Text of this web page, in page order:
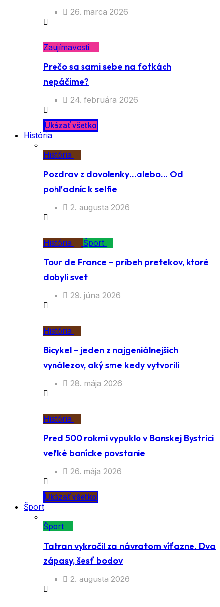
26. marca 2026
Zaujímavosti
Prečo sa sami sebe na fotkách
nepáčime?
24. februára 2026
Ukázať všetko
História
História
Pozdrav z dovolenky…alebo… Od
pohľadníc k selfie
2. augusta 2026
História Šport
Tour de France – príbeh pretekov, ktoré
dobyli svet
29. júna 2026
História
Bicykel – jeden z najgeniálnejších
vynálezov, aký sme kedy vytvorili
28. mája 2026
História
Pred 500 rokmi vypuklo v Banskej Bystrici
veľké banícke povstanie
26. mája 2026
Ukázať všetko
Šport
Šport
Tatran vykročil za návratom víťazne. Dva
zápasy, šesť bodov
2. augusta 2026